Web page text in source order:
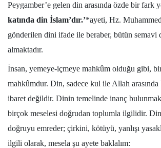
Peygamber’e gelen din arasında özde bir fark
katında din İslam’dır.’*ayeti, Hz.
gönderilen dini ifade ile beraber, bütün semavi
almaktadır.
İnsan, yemeye-içmeye mahkûm olduğu gibi,
mahkûmdur. Din, sadece kul ile Allah arasında
ibaret değildir. Dinin temelinde inanç
birçok meselesi doğrudan toplumla ilgilidir.
doğruyu emreder; çirkini, kötüyü, yanlışı
ilgili olarak, mesela şu ayete baklalım: